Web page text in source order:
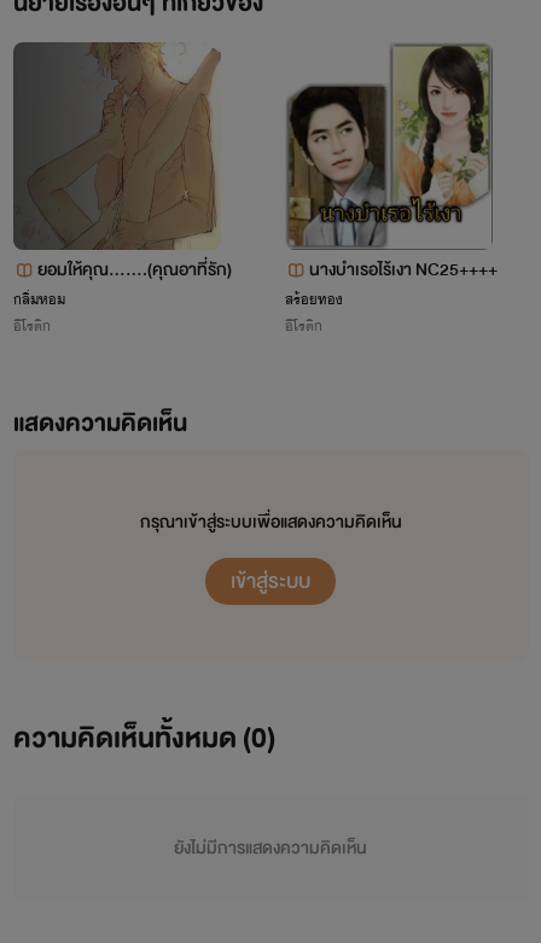
ยอมให้คุณ.......(คุณอาที่รัก)
กลิ่มหอม
อีโรติก
นางบำเรอไร้เงา NC25++++
สร้อยทอง
อีโรติก
แสดงความคิดเห็น
กรุณาเข้าสู่ระบบเพื่อแสดงความคิดเห็น
เข้าสู่ระบบ
ความคิดเห็นทั้งหมด (0)
ยังไม่มีการแสดงความคิดเห็น